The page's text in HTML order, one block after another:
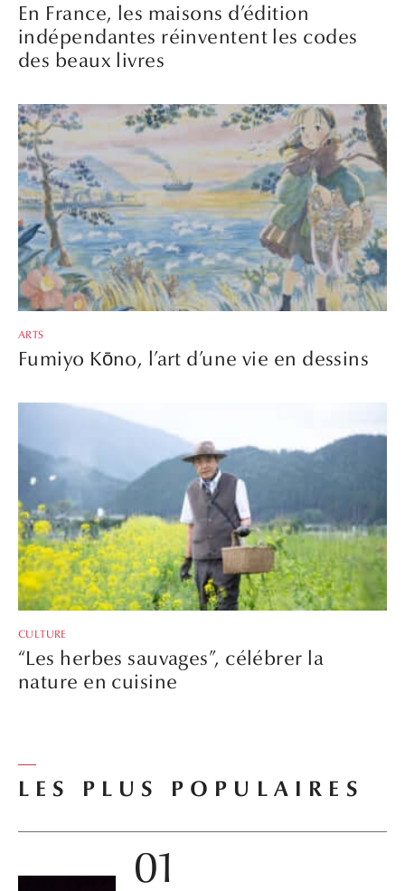
En France, les maisons d’édition
indépendantes réinventent les codes
des beaux livres
ARTS
Fumiyo Kōno, l’art d’une vie en dessins
CULTURE
“Les herbes sauvages”, célébrer la
nature en cuisine
LES PLUS POPULAIRES